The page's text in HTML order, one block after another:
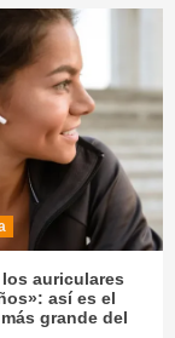
auriculares
así es el
grande del